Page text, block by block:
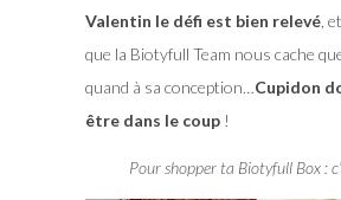
Valentin le défi est bien relevé,
que la Biotyfull Team nous cache
quand à sa conception…Cupidon
être dans le coup!
Pour shopper ta Biotyfull Box :